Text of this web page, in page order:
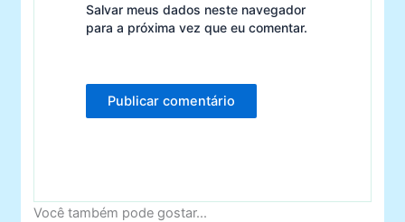
Salvar meus dados neste navegador
para a próxima vez que eu comentar.
Você também pode gostar...